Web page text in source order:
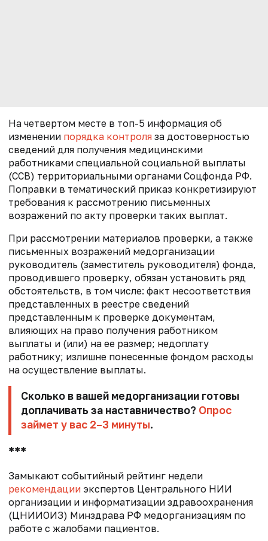
На четвертом месте в топ-5 информация об
изменении порядка контроля за достоверностью
сведений для получения медицинскими
работниками специальной социальной выплаты
(ССВ) территориальными органами Соцфонда РФ.
Поправки в тематический приказ конкретизируют
требования к рассмотрению письменных
возражений по акту проверки таких выплат.
При рассмотрении материалов проверки, а также
письменных возражений медорганизации
руководитель (заместитель руководителя) фонда,
проводившего проверку, обязан установить ряд
обстоятельств, в том числе: факт несоответствия
представленных в реестре сведений
представленным к проверке документам,
влияющих на право получения работником
выплаты и (или) на ее размер; недоплату
работнику; излишне понесенные фондом расходы
на осуществление выплаты.
Сколько в вашей медорганизации готовы
доплачивать за наставничество? Опрос
займет у вас 2–3 минуты.
***
Замыкают событийный рейтинг недели
рекомендации экспертов Центрального НИИ
организации и информатизации здравоохранения
(ЦНИИОИЗ) Минздрава РФ медорганизациям по
работе с жалобами пациентов.